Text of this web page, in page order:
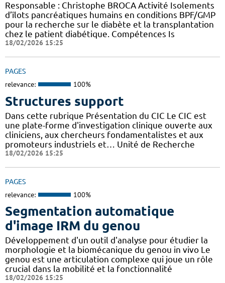
Responsable : Christophe BROCA Activité Isolements
d’îlots pancréatiques humains en conditions BPF/GMP
pour la recherche sur le diabète et la transplantation
chez le patient diabétique. Compétences Is
18/02/2026 15:25
PAGES
relevance: 100%
Structures support
Dans cette rubrique Présentation du CIC Le CIC est
une plate-forme d'investigation clinique ouverte aux
cliniciens, aux chercheurs fondamentalistes et aux
promoteurs industriels et… Unité de Recherche
18/02/2026 15:25
PAGES
relevance: 100%
Segmentation automatique
d'image IRM du genou
Développement d'un outil d'analyse pour étudier la
morphologie et la biomécanique du genou in vivo Le
genou est une articulation complexe qui joue un rôle
crucial dans la mobilité et la fonctionnalité
18/02/2026 15:25